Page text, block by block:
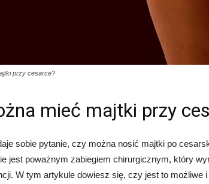
przy cesarce?
mieć majtki przy
sobie pytanie, czy można nosić majtki po
jest poważnym zabiegiem chirurgicznym, który
W tym artykule dowiesz się, czy jest to możliwe